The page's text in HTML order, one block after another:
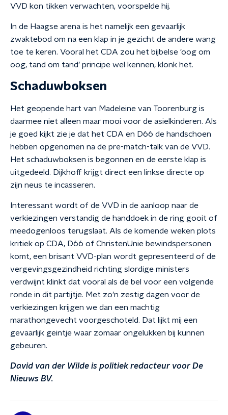
VVD kon tikken verwachten, voorspelde hij.
In de Haagse arena is het namelijk een gevaarlijk
zwaktebod om na een klap in je gezicht de andere wang
toe te keren. Vooral het CDA zou het bijbelse 'oog om
oog, tand om tand’ principe wel kennen, klonk het.
Schaduwboksen
Het geopende hart van Madeleine van Toorenburg is
daarmee niet alleen maar mooi voor de asielkinderen. Als
je goed kijkt zie je dat het CDA en D66 de handschoen
hebben opgenomen na de pre-match-talk van de VVD.
Het schaduwboksen is begonnen en de eerste klap is
uitgedeeld. Dijkhoff krijgt direct een linkse directe op
zijn neus te incasseren.
Interessant wordt of de VVD in de aanloop naar de
verkiezingen verstandig de handdoek in de ring gooit of
meedogenloos terugslaat. Als de komende weken plots
kritiek op CDA, D66 of ChristenUnie bewindspersonen
komt, een brisant VVD-plan wordt gepresenteerd of de
vergevingsgezindheid richting slordige ministers
verdwijnt klinkt dat vooral als de bel voor een volgende
ronde in dit partijtje. Met zo'n zestig dagen voor de
verkiezingen krijgen we dan een machtig
marathongevecht voorgeschoteld. Dat lijkt mij een
gevaarlijk geintje waar zomaar ongelukken bij kunnen
gebeuren.
David van der Wilde is politiek redacteur voor De
Nieuws BV.